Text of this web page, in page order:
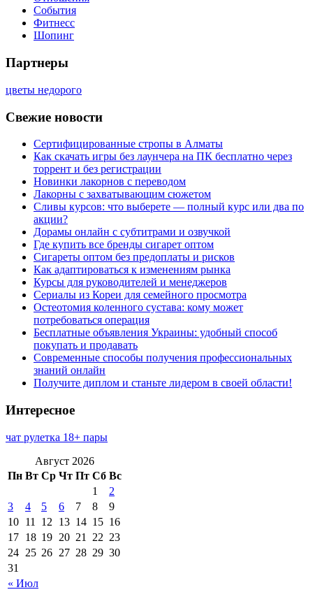
События
Фитнесс
Шопинг
Партнеры
цветы недорого
Свежие новости
Сертифицированные стропы в Алматы
Как скачать игры без лаунчера на ПК бесплатно через
торрент и без регистрации
Новинки лакорнов с переводом
Лакорны с захватывающим сюжетом
Сливы курсов: что выберете — полный курс или два по
акции?
Дорамы онлайн с субтитрами и озвучкой
Где купить все бренды сигарет оптом
Сигареты оптом без предоплаты и рисков
Как адаптироваться к изменениям рынка
Курсы для руководителей и менеджеров
Сериалы из Кореи для семейного просмотра
Остеотомия коленного сустава: кому может
потребоваться операция
Бесплатные объявления Украины: удобный способ
покупать и продавать
Современные способы получения профессиональных
знаний онлайн
Получите диплом и станьте лидером в своей области!
Интересное
чат рулетка 18+ пары
Август 2026
Пн Вт Ср Чт Пт Сб Вс
« Июл
1
2
3
4 5 6 7 8
9
10 11 12 13 14 15 16
17 18 19 20 21 22 23
24 25 26 27 28 29 30
31